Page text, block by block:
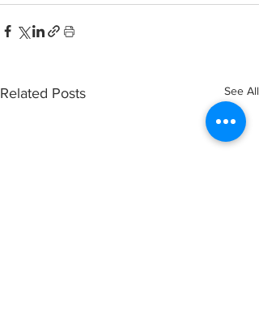
Related Posts See All